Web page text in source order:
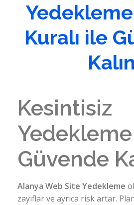
Kuralı ile
Kalın
Kesintisiz
Güvende
Alanya Web Site Yedekleme
zayıflar ve ayrıca risk artar.